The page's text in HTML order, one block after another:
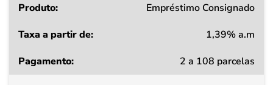
Produto
a
Empréstimo Consignado
1,39% a.m
2 a 108 parcelas